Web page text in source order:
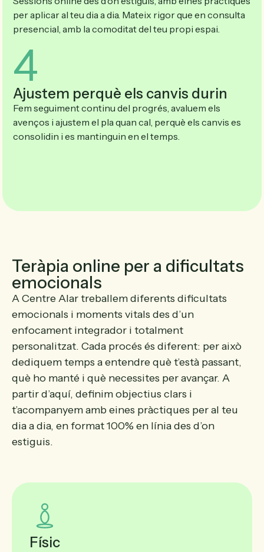
per aplicar al teu dia a dia. Mateix rigor que en consulta
presencial, amb la comoditat del teu propi espai.
4
Ajustem perquè els canvis durin
Fem seguiment continu del progrés, avaluem els
avenços i ajustem el pla quan cal, perquè els canvis es
consolidin i es mantinguin en el temps.
Teràpia online per a dificultats
emocionals
A Centre Alar treballem diferents dificultats
emocionals i moments vitals des d’un
enfocament integrador i totalment
personalitzat. Cada procés és diferent: per això
dediquem temps a entendre què t’està passant,
què ho manté i què necessites per avançar. A
partir d’aquí, definim objectius clars i
t’acompanyem amb eines pràctiques per al teu
dia a dia, en format 100% en línia des d’on
estiguis.
Físic